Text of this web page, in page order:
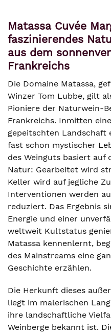
Matassa Cuvée
faszinierendes
aus dem
Frankreichs
Die Domaine Matassa,
Winzer Tom Lubbe, gilt
Pioniere der Naturwein-
Frankreichs. Inmitten
gepeitschten Landschaft
fast schon mystischer
des Weinguts basiert auf
Natur: Gearbeitet wird
Keller wird auf jegliche
Interventionen werden
reduziert. Das Ergebnis
Energie und einer
weltweit Kultstatus
Matassa kennenlernt,
des Mainstreams eine
Geschichte erzählen.
Die Herkunft dieses
liegt im malerischen
ihre landschaftliche
Weinberge bekannt ist.